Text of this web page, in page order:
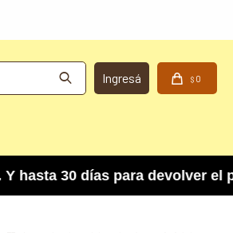
$ 0
30 días para devolver el